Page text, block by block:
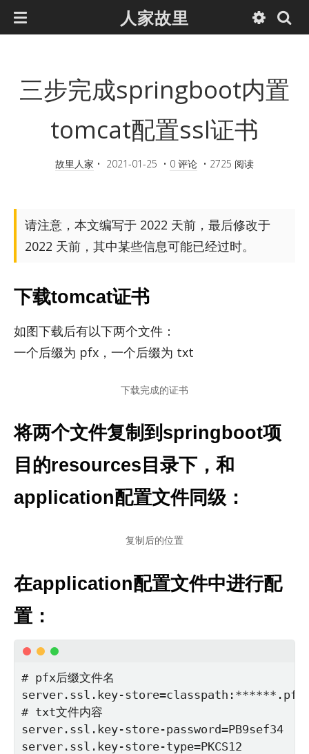
人家故里
三步完成springboot内置
tomcat配置ssl证书
故里人家 • 2021-01-25 • 0 评论 • 2725 阅读
请注意，本文编写于 2022 天前，最后修改于
2022 天前，其中某些信息可能已经过时。
下载tomcat证书
如图下载后有以下两个文件：
一个后缀为 pfx，一个后缀为 txt
下载完成的证书
将两个文件复制到springboot项
目的resources目录下，和
application配置文件同级：
复制后的位置
在application配置文件中进行配
置：
# pfx后缀文件名
server.ssl.key-store=classpath:******.pfx
# txt文件内容
server.ssl.key-store-password=PB9sef34
server.ssl.key-store-type=PKCS12